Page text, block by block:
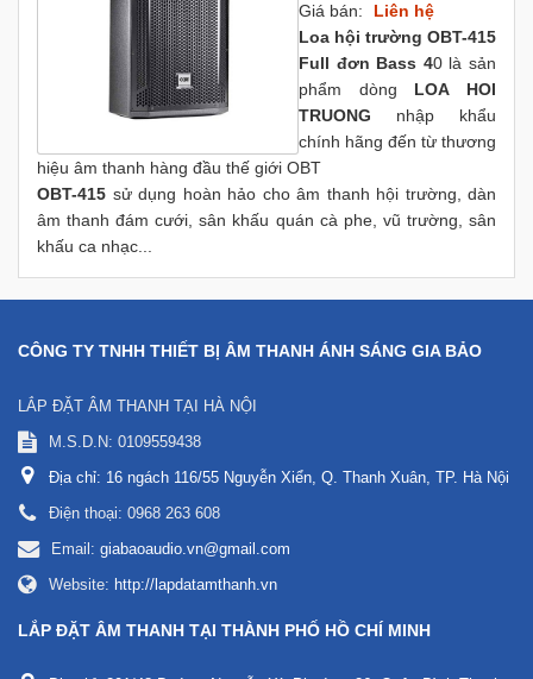
Giá bán:
Liên hệ
Loa hội trường OBT-415
Full đơn Bass 40 là sản
phẩm dòng LOA HOI
TRUONG nhập khẩu
chính hãng đến từ thương
hiệu âm thanh hàng đầu thế giới OBT
OBT-415 sử dụng hoàn hảo cho âm thanh hội trường, dàn
âm thanh đám cưới, sân khấu quán cà phe, vũ trường, sân
khấu ca nhạc...
CÔNG TY TNHH THIẾT BỊ ÂM THANH ÁNH SÁNG GIA BẢO
LẮP ĐẶT ÂM THANH TẠI HÀ NỘI
M.S.D.N: 0109559438
Địa chỉ: 16 ngách 116/55 Nguyễn Xiển, Q. Thanh Xuân, TP. Hà Nội
Điện thoại: 0968 263 608
Email: giabaoaudio.vn@gmail.com
Website: http://lapdatamthanh.vn
LẮP ĐẶT ÂM THANH TẠI THÀNH PHỐ HỒ CHÍ MINH